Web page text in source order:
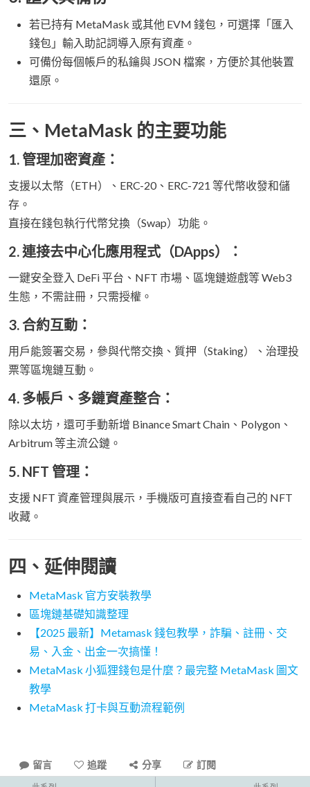
若已持有 MetaMask 或其他 EVM 錢包，可選擇「匯入
錢包」輸入助記詞導入原有資產。
可備份每個帳戶的私鑰與 JSON 檔案，方便於其他裝置
還原。
三、MetaMask 的主要功能
1. 管理加密資產：
支援以太幣（ETH）、ERC-20、ERC-721 等代幣收發和儲
存。
直接在錢包執行代幣兌換（Swap）功能。
2. 連接去中心化應用程式（DApps）：
一鍵安全登入 DeFi 平台、NFT 市場、區塊鏈遊戲等 Web3
生態，不需註冊，只需授權。
3. 合約互動：
用戶能簽署交易，參與代幣交換、質押（Staking）、治理投
票等區塊鏈互動。
4. 多帳戶、多鏈資產整合：
除以太坊，還可手動新增 Binance Smart Chain、Polygon、
Arbitrum 等主流公鏈。
5. NFT 管理：
支援 NFT 資產管理與展示，手機版可直接查看自己的 NFT
收藏。
四、延伸閱讀
MetaMask 官方安裝教學
區塊鏈基礎知識整理
【2025 最新】Metamask 錢包教學，詐騙、註冊、交
易、入金、出金一次搞懂！
MetaMask 小狐狸錢包是什麼？最完整 MetaMask 圖文
教學
MetaMask 打卡與互動流程範例
留言 追蹤 分享 訂閱